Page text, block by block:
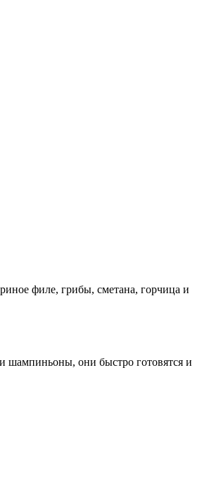
филе, грибы, сметана, горчица и
шампиньоны, они быстро готовятся и